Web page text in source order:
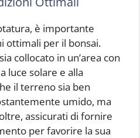
è importante
ottimali per il bonsai.
collocato in un’area con
luce solare e alla
il terreno sia ben
umido, ma
assicurati di fornire
per favorire la sua